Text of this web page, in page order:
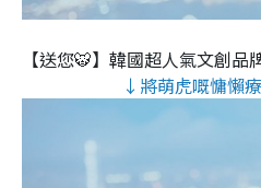
【送您🐯】韓國超人氣文創品
↓將萌虎嘅慵懶